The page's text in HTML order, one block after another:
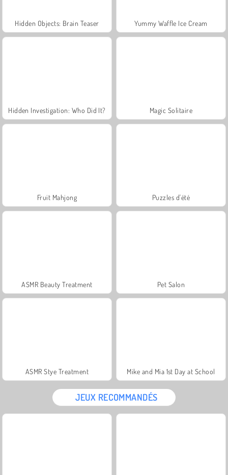
Hidden Objects: Brain Teaser Yummy Waffle Ice Cream
Hidden Investigation: Who Did It? Magic Solitaire
Fruit Mahjong Puzzles d'été
ASMR Beauty Treatment Pet Salon
ASMR Stye Treatment Mike and Mia 1st Day at School
JEUX RECOMMANDÉS